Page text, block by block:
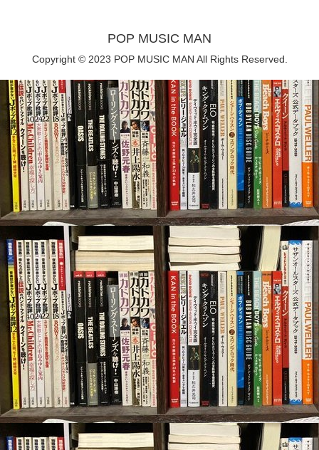
POP MUSIC MAN
Copyright © 2023 POP MUSIC MAN All Rights Reserved.